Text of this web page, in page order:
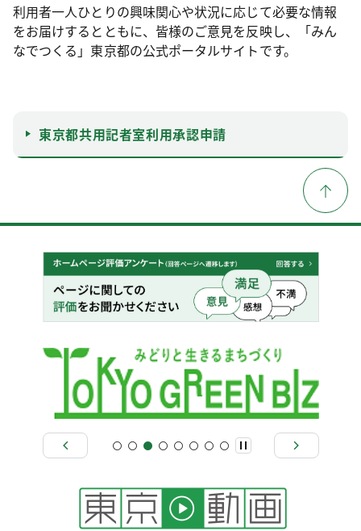
利用者一人ひとりの興味関心や状況に応じて必要な情報
をお届けするとともに、皆様のご意見を反映し、「みん
なでつくる」東京都の公式ポータルサイトです。
東京都共用記者室利用承認申請